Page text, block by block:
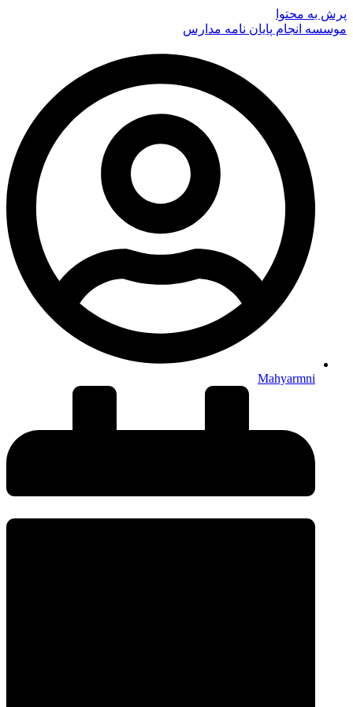
پرش به محتوا
موسسه انجام پایان نامه مدارس
Mahyarmni